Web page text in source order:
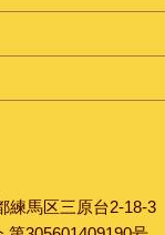
練馬区三原台2-18-3